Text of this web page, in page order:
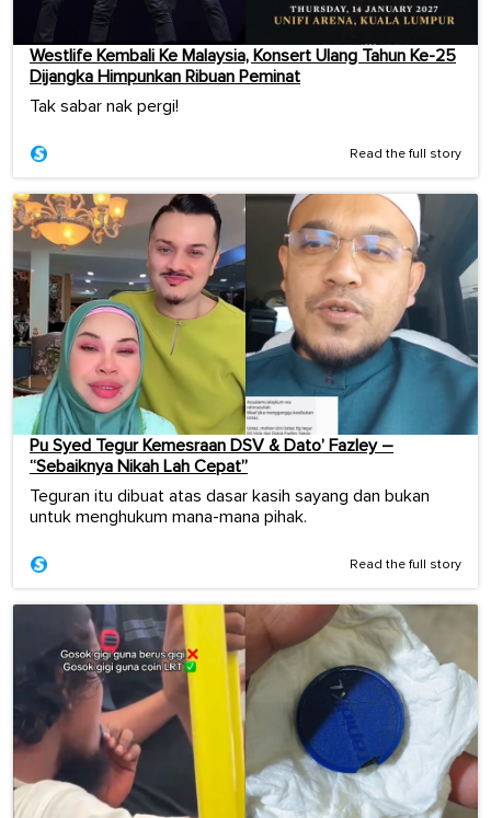
Westlife Kembali Ke Malaysia, Konsert Ulang Tahun Ke-25
Dijangka Himpunkan Ribuan Peminat
Tak sabar nak pergi!
Read the full story
Pu Syed Tegur Kemesraan DSV & Dato’ Fazley –
“Sebaiknya Nikah Lah Cepat”
Teguran itu dibuat atas dasar kasih sayang dan bukan
untuk menghukum mana-mana pihak.
Read the full story